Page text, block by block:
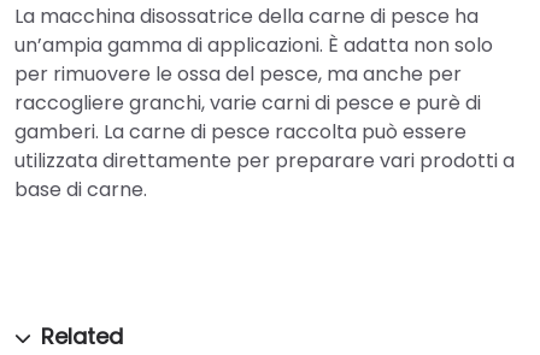
La macchina disossatrice della carne di pesce ha
un’ampia gamma di applicazioni. È adatta non solo
per rimuovere le ossa del pesce, ma anche per
raccogliere granchi, varie carni di pesce e purè di
gamberi. La carne di pesce raccolta può essere
utilizzata direttamente per preparare vari prodotti a
base di carne.